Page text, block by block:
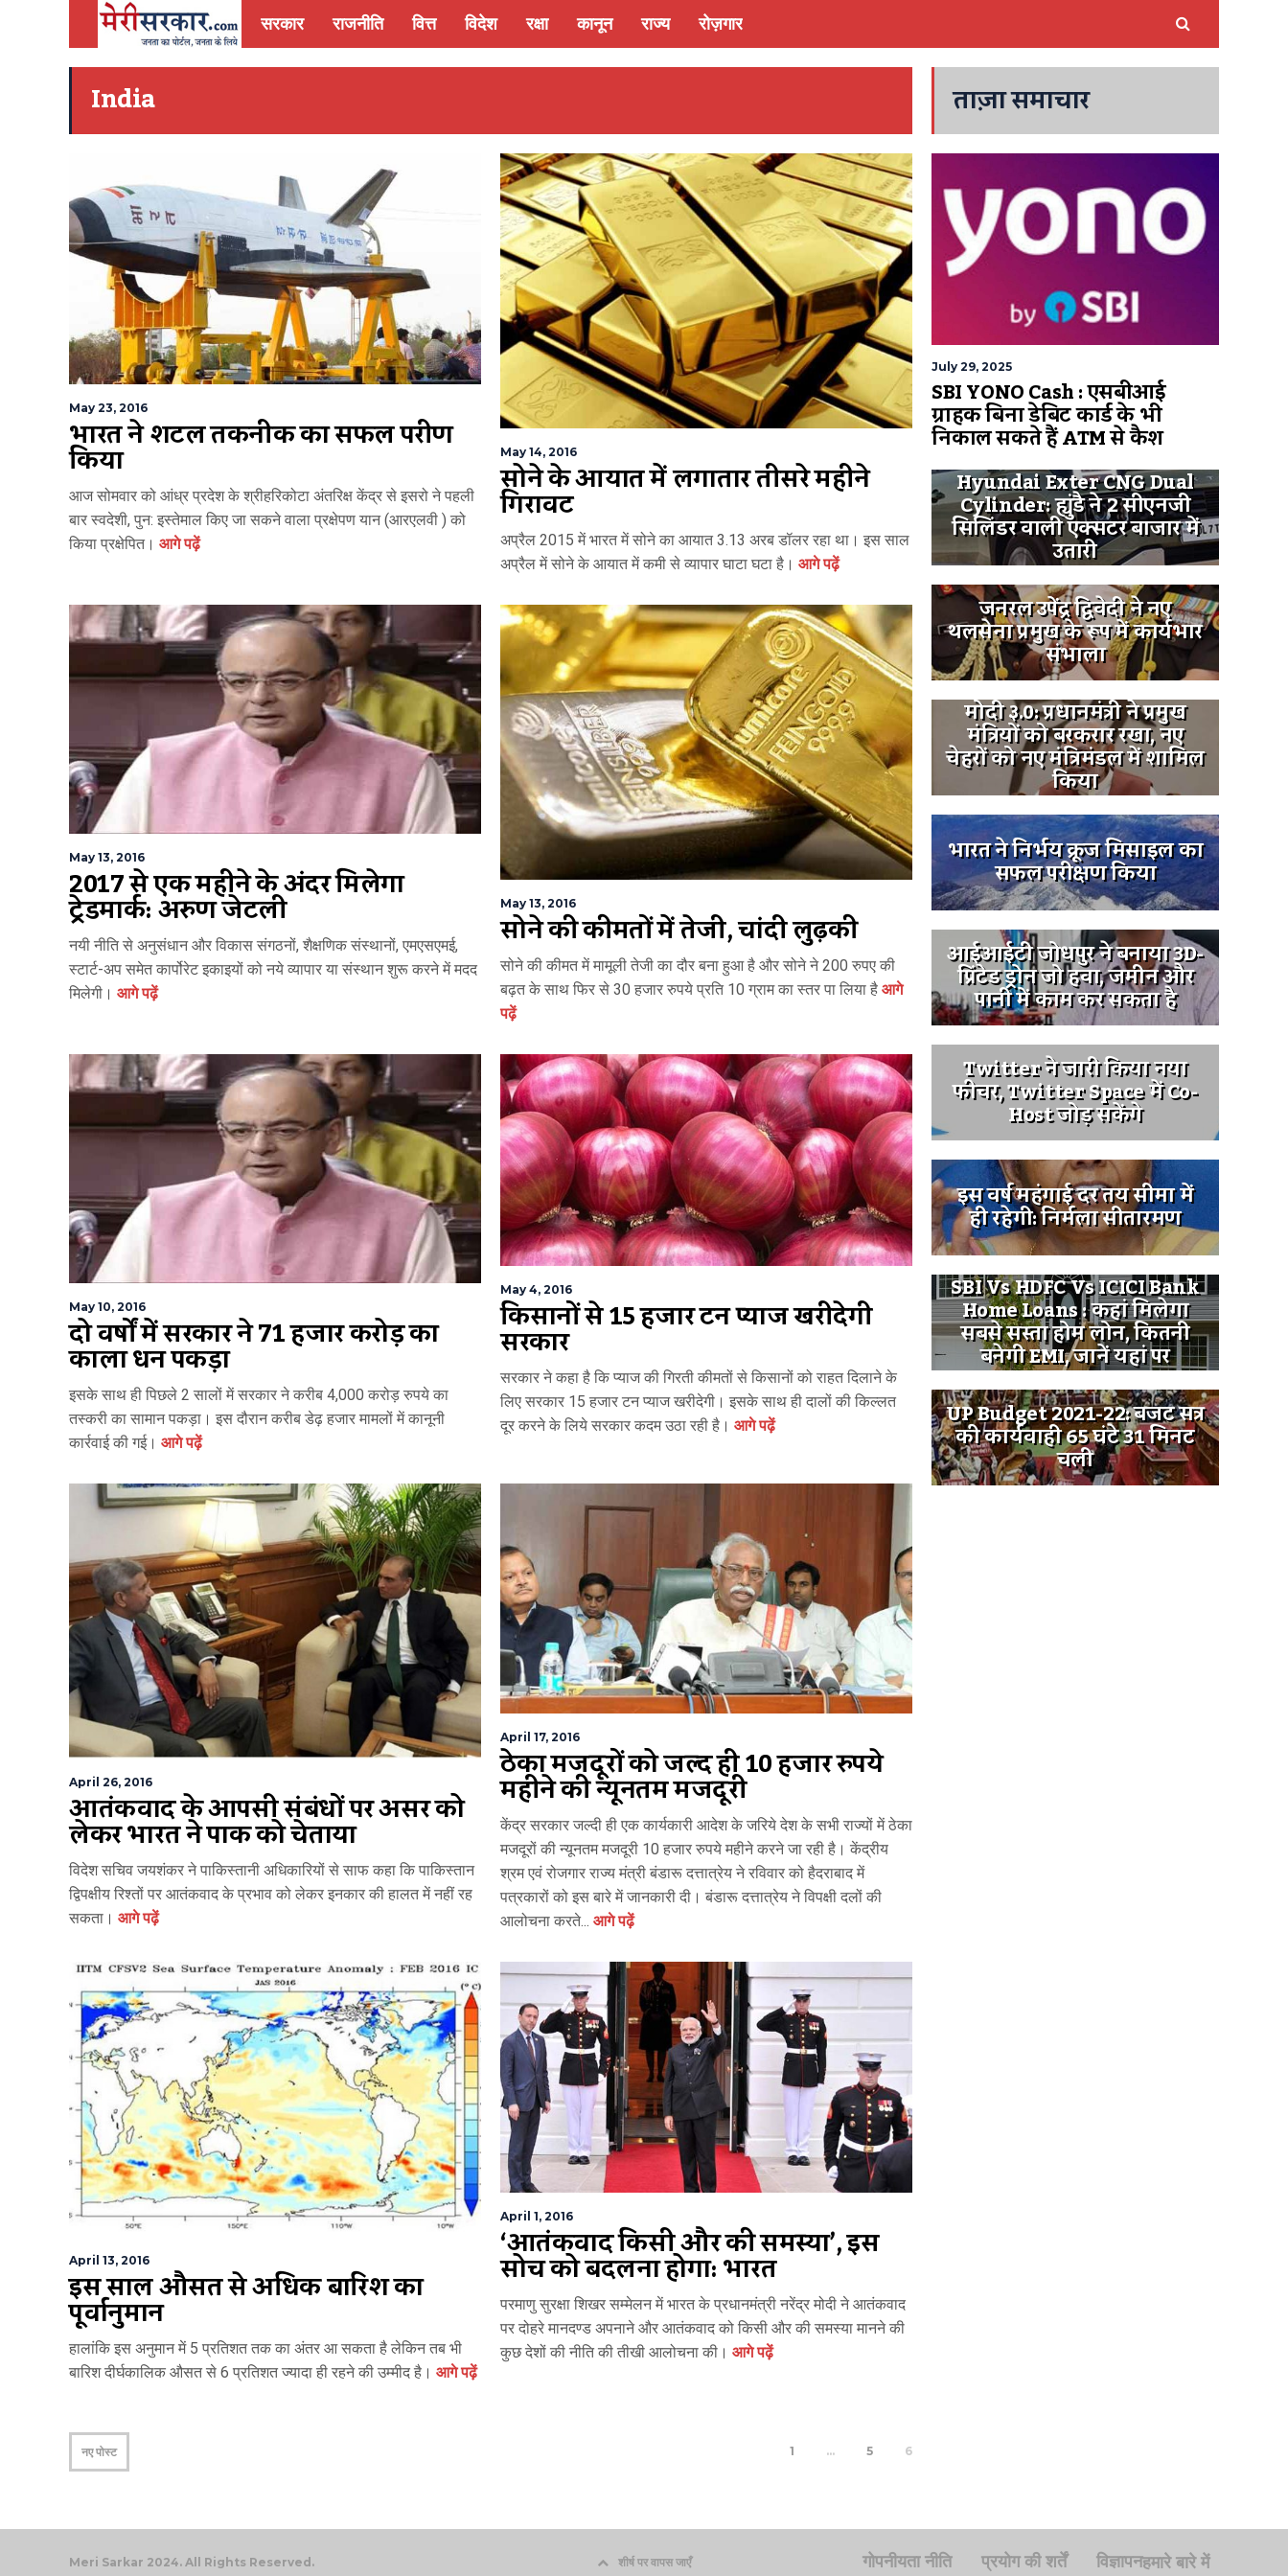
सरकार राजनीति वित्त विदेश रक्षा कानून राज्य रोज़गार
India
May 23, 2016
भारत ने शटल तकनीक का सफल परीक्षण
किया
आज सोमवार को आंध्र प्रदेश के श्रीहरिकोटा अंतरिक्ष केंद्र से इसरो ने पहली
बार स्वदेशी, पुन: इस्तेमाल किए जा सकने वाला प्रक्षेपण यान (आरएलवी ) को
किया प्रक्षेपित। आगे पढ़ें
May 14, 2016
सोने के आयात में लगातार तीसरे महीने
गिरावट
अप्रैल 2015 में भारत में सोने का आयात 3.13 अरब डॉलर रहा था। इस साल
अप्रैल में सोने के आयात में कमी से व्यापार घाटा घटा है। आगे पढ़ें
May 13, 2016
2017 से एक महीने के अंदर मिलेगा
ट्रेडमार्क: अरुण जेटली
नयी नीति से अनुसंधान और विकास संगठनों, शैक्षणिक संस्थानों, एमएसएमई,
स्टार्ट-अप समेत कार्पोरेट इकाइयों को नये व्यापार या संस्थान शुरू करने में मदद
मिलेगी। आगे पढ़ें
May 13, 2016
सोने की कीमतों में तेजी, चांदी लुढ़की
सोने की कीमत में मामूली तेजी का दौर बना हुआ है और सोने ने 200 रुपए की
बढ़त के साथ फिर से 30 हजार रुपये प्रति 10 ग्राम का स्तर पा लिया है आगे
पढ़ें
May 10, 2016
दो वर्षों में सरकार ने 71 हजार करोड़ का
काला धन पकड़ा
इसके साथ ही पिछले 2 सालों में सरकार ने करीब 4,000 करोड़ रुपये का
तस्करी का सामान पकड़ा। इस दौरान करीब डेढ़ हजार मामलों में कानूनी
कार्रवाई की गई। आगे पढ़ें
May 4, 2016
किसानों से 15 हजार टन प्याज खरीदेगी
सरकार
सरकार ने कहा है कि प्याज की गिरती कीमतों से किसानों को राहत दिलाने के
लिए सरकार 15 हजार टन प्याज खरीदेगी। इसके साथ ही दालों की किल्लत
दूर करने के लिये सरकार कदम उठा रही है। आगे पढ़ें
April 26, 2016
आतंकवाद के आपसी संबंधों पर असर को
लेकर भारत ने पाक को चेताया
विदेश सचिव जयशंकर ने पाकिस्तानी अधिकारियों से साफ कहा कि पाकिस्तान
द्विपक्षीय रिश्तों पर आतंकवाद के प्रभाव को लेकर इनकार की हालत में नहीं रह
सकता। आगे पढ़ें
April 17, 2016
ठेका मजदूरों को जल्द ही 10 हजार रुपये
महीने की न्यूनतम मजदूरी
केंद्र सरकार जल्दी ही एक कार्यकारी आदेश के जरिये देश के सभी राज्यों में ठेका
मजदूरों की न्यूनतम मजदूरी 10 हजार रुपये महीने करने जा रही है। केंद्रीय
श्रम एवं रोजगार राज्य मंत्री बंडारू दत्तात्रेय ने रविवार को हैदराबाद में
पत्रकारों को इस बारे में जानकारी दी। बंडारू दत्तात्रेय ने विपक्षी दलों की
आलोचना करते... आगे पढ़ें
April 13, 2016
इस साल औसत से अधिक बारिश का
पूर्वानुमान
हालांकि इस अनुमान में 5 प्रतिशत तक का अंतर आ सकता है लेकिन तब भी
बारिश दीर्घकालिक औसत से 6 प्रतिशत ज्यादा ही रहने की उम्मीद है। आगे पढ़ें
April 1, 2016
‘आतंकवाद किसी और की समस्या’, इस
सोच को बदलना होगा: भारत
परमाणु सुरक्षा शिखर सम्मेलन में भारत के प्रधानमंत्री नरेंद्र मोदी ने आतंकवाद
पर दोहरे मानदण्ड अपनाने और आतंकवाद को किसी और की समस्या मानने की
कुछ देशों की नीति की तीखी आलोचना की। आगे पढ़ें
नए पोस्ट 1 … 5 6
ताज़ा समाचार
July 29, 2025
SBI YONO Cash : एसबीआई
ग्राहक बिना डेबिट कार्ड के भी
निकाल सकते हैं ATM से कैश
Hyundai Exter CNG Dual
Cylinder: ह्युंडै ने 2 सीएनजी
सिलिंडर वाली एक्सटर बाजार में
उतारी
जनरल उपेंद्र द्विवेदी ने नए
थलसेना प्रमुख के रूप में कार्यभार
संभाला
मोदी ३.0: प्रधानमंत्री ने प्रमुख
मंत्रियों को बरकरार रखा, नए
चेहरों को नए मंत्रिमंडल में शामिल
किया
भारत ने निर्भय क्रूज मिसाइल का
सफल परीक्षण किया
आईआईटी जोधपुर ने बनाया 3D-
प्रिंटेड ड्रोन जो हवा, जमीन और
पानी में काम कर सकता है
Twitter ने जारी किया नया
फीचर, Twitter Space में Co-
Host जोड़ सकेंगे
इस वर्ष महंगाई दर तय सीमा में
ही रहेगी: निर्मला सीतारमण
SBI Vs HDFC Vs ICICI Bank
Home Loans : कहां मिलेगा
सबसे सस्ता होम लोन, कितनी
बनेगी EMI, जानें यहां पर
UP Budget 2021-22: बजट सत्र
की कार्यवाही 65 घंटे 31 मिनट
चली
Meri Sarkar 2024. All Rights Reserved. शीर्ष पर वापस जाएँ गोपनीयता नीति प्रयोग की शर्तें विज्ञापनहमारे बारे में